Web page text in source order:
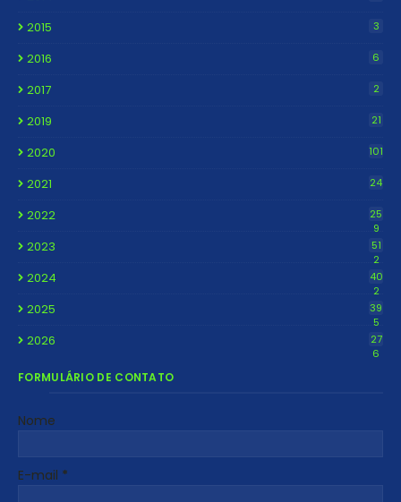
2015 3
2016 6
2017 2
2019 21
2020 101
2021 24
2022
25
9
2023
51
2
2024
40
2
2025
39
5
2026
27
6
FORMULÁRIO DE CONTATO
Nome
E-mail *